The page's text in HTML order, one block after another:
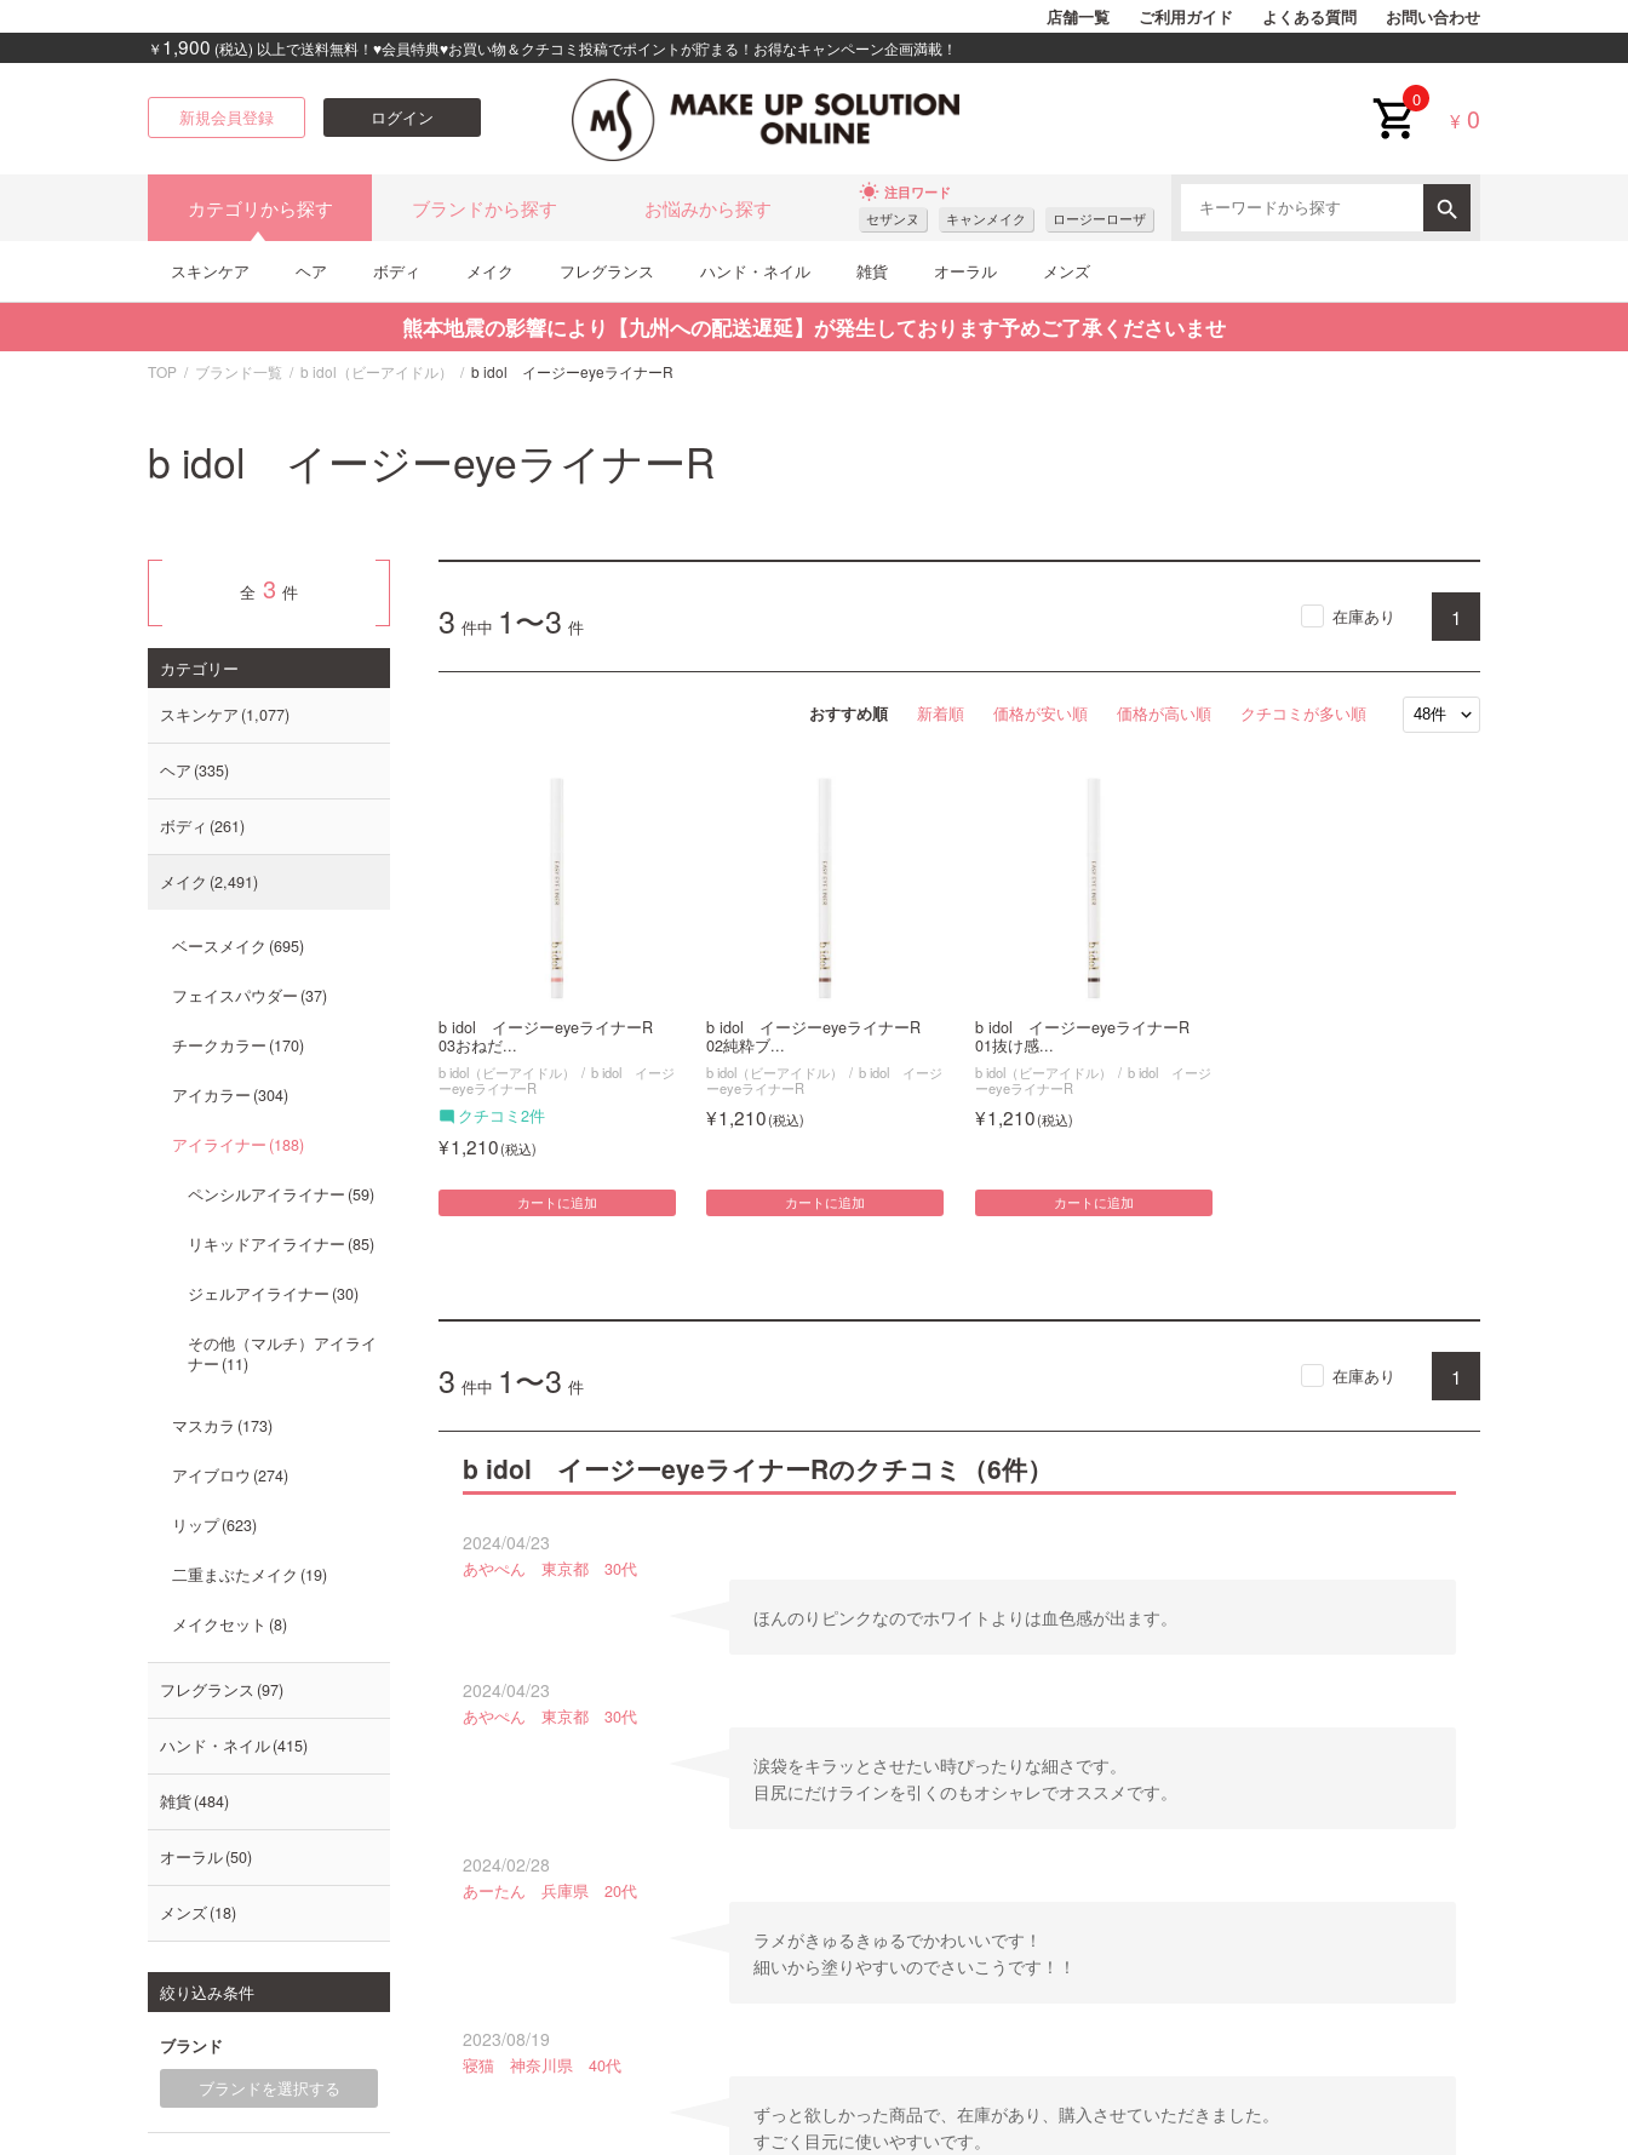
店舗一覧 ご利用ガイド よくある質問 お問い合わせ
￥ 1,900 (税込) 以上で送料無料！♥会員特典♥お買い物＆クチコミ投稿でポイントが貯まる！お得なキャンペーン企画満載！
新規会員登録 ログイン
0
¥ 0
カテゴリから探す ブランドから探す お悩みから探す
wb_sunny 注目ワード
セザンヌ キャンメイク ロージーローザ
スキンケア ヘア ボディ メイク フレグランス ハンド・ネイル 雑貨 オーラル メンズ
熊本地震の影響により【九州への配送遅延】が発生しております予めご了承くださいませ
TOP ブランド一覧 b idol（ビーアイドル） b idol イージーeyeライナーR
b idol イージーeyeライナーR
3 件中 1〜3 件 1
在庫あり
おすすめ順 新着順 価格が安い順 価格が高い順 クチコミが多い順
b idol イージーeyeライナーR
03おねだ...
b idol（ビーアイドル）
b idol イージ
ーeyeライナーR
クチコミ2件
1,210
カートに追加
b idol イージーeyeライナーR
02純粋ブ...
b idol（ビーアイドル）
b idol イージ
ーeyeライナーR
1,210
カートに追加
b idol イージーeyeライナーR
01抜け感...
b idol（ビーアイドル）
b idol イージ
ーeyeライナーR
1,210
カートに追加
3 件中 1〜3 件 1
在庫あり
b idol イージーeyeライナーRのクチコミ（6件）
2024/04/23
あやぺん 東京都 30代
ほんのりピンクなのでホワイトよりは血色感が出ます。
2024/04/23
あやぺん 東京都 30代
涙袋をキラッとさせたい時ぴったりな細さです。
目尻にだけラインを引くのもオシャレでオススメです。
2024/02/28
あーたん 兵庫県 20代
ラメがきゅるきゅるでかわいいです！
細いから塗りやすいのでさいこうです！！
2023/08/19
寝猫 神奈川県 40代
ずっと欲しかった商品で、在庫があり、購入させていただきました。
すごく目元に使いやすいです。
全 3 件
カテゴリー
スキンケア 1,077
ヘア 335
ボディ 261
メイク 2,491
ベースメイク 695
フェイスパウダー 37
チークカラー 170
アイカラー 304
アイライナー 188
ペンシルアイライナー 59
リキッドアイライナー 85
ジェルアイライナー 30
その他（マルチ）アイライ
ナー 11
マスカラ 173
アイブロウ 274
リップ 623
二重まぶたメイク 19
メイクセット 8
フレグランス 97
ハンド・ネイル 415
雑貨 484
オーラル 50
メンズ 18
絞り込み条件
ブランド
ブランドを選択する